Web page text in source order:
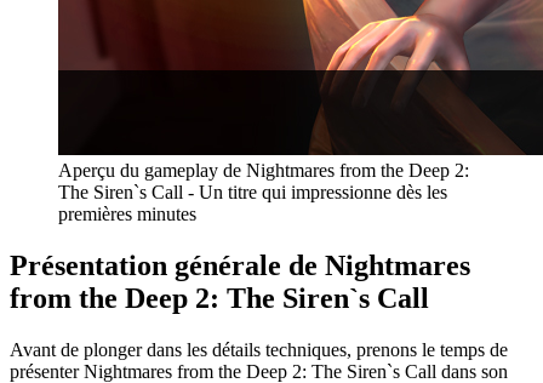
Aperçu du gameplay de Nightmares from the Deep 2:
The Siren`s Call - Un titre qui impressionne dès les
premières minutes
Présentation générale de Nightmares
from the Deep 2: The Siren`s Call
Avant de plonger dans les détails techniques, prenons le temps de
présenter Nightmares from the Deep 2: The Siren`s Call dans son